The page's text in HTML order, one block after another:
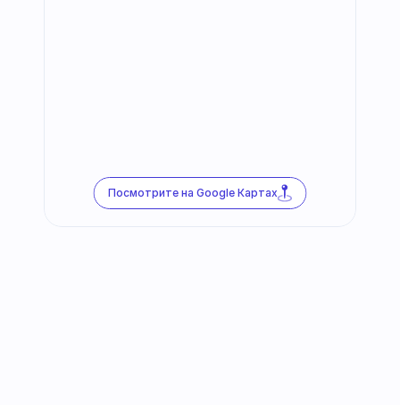
Посмотрите на Google Картах